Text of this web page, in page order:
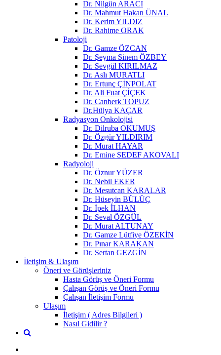
Dr. Nilgün ARACI
Dr. Mahmut Hakan ÜNAL
Dr. Kerim YILDIZ
Dr. Rahime ORAK
Patoloji
Dr. Gamze ÖZCAN
Dr. Şeyma Sinem ÖZBEY
Dr. Sevgül KIRILMAZ
Dr. Aslı MURATLI
Dr. Ertunç ÇİNPOLAT
Dr. Ali Fuat ÇİÇEK
Dr. Canberk TOPUZ
Dr.Hülya KAÇAR
Radyasyon Onkolojisi
Dr. Dilruba OKUMUŞ
Dr. Özgür YILDIRIM
Dr. Murat HAYAR
Dr. Emine SEDEF AKOVALI
Radyoloji
Dr. Öznur YÜZER
Dr. Nebil EKER
Dr. Mesutcan KARALAR
Dr. Hüseyin BÜLÜÇ
Dr. İpek İLHAN
Dr. Seval ÖZGÜL
Dr. Murat ALTUNAY
Dr. Gamze Lütfiye ÖZEKİN
Dr. Pınar KARAKAN
Dr. Sertan GEZGİN
İletişim & Ulaşım
Öneri ve Görüşleriniz
Hasta Görüş ve Öneri Formu
Çalışan Görüş ve Öneri Formu
Çalışan İletişim Formu
Ulaşım
İletişim ( Adres Bilgileri )
Nasıl Gidilir ?